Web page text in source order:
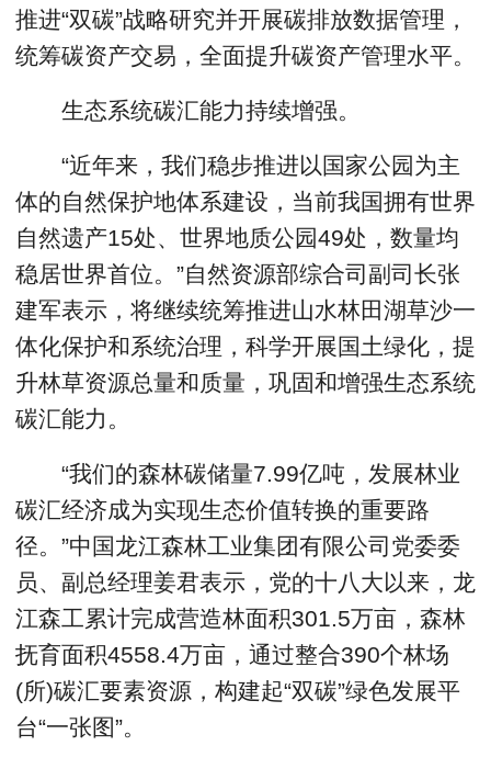
推进“双碳”战略研究并开展碳排放数据管理，
统筹碳资产交易，全面提升碳资产管理水平。
生态系统碳汇能力持续增强。
“近年来，我们稳步推进以国家公园为主
体的自然保护地体系建设，当前我国拥有世界
自然遗产15处、世界地质公园49处，数量均
稳居世界首位。”自然资源部综合司副司长张
建军表示，将继续统筹推进山水林田湖草沙一
体化保护和系统治理，科学开展国土绿化，提
升林草资源总量和质量，巩固和增强生态系统
碳汇能力。
“我们的森林碳储量7.99亿吨，发展林业
碳汇经济成为实现生态价值转换的重要路
径。”中国龙江森林工业集团有限公司党委委
员、副总经理姜君表示，党的十八大以来，龙
江森工累计完成营造林面积301.5万亩，森林
抚育面积4558.4万亩，通过整合390个林场
(所)碳汇要素资源，构建起“双碳”绿色发展平
台“一张图”。